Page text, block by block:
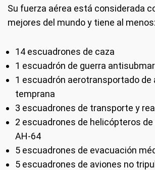
Su fuerza aérea está considerada
mejores del mundo y tiene al menos:
14 escuadrones de caza
1 escuadrón de guerra
1 escuadrón aerotransportado de
temprana
3 escuadrones de transporte y
2 escuadrones de helicópteros
AH-64
5 escuadrones de evacuación
5 escuadrones de aviones no